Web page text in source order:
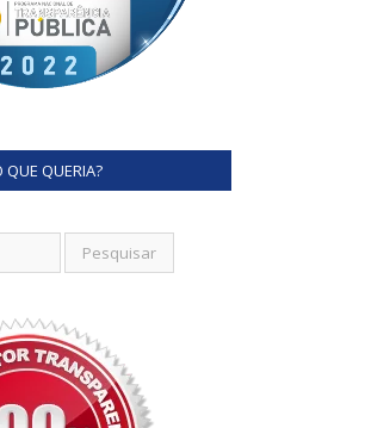
QUE QUERIA?